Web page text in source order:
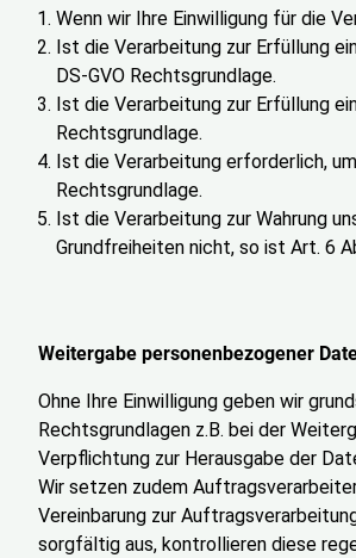
Wenn wir Ihre Einwilligung für die
Ist die Verarbeitung zur Erfüllung
DS-GVO Rechtsgrundlage.
Ist die Verarbeitung zur Erfüllung
Rechtsgrundlage.
Ist die Verarbeitung erforderlich,
Rechtsgrundlage.
Ist die Verarbeitung zur Wahrung
Grundfreiheiten nicht, so ist Art. 6
Weitergabe personenbezogener
Ohne Ihre Einwilligung geben wir
Rechtsgrundlagen z.B. bei der
Verpflichtung zur Herausgabe der
Wir setzen zudem
Vereinbarung zur
sorgfältig aus, kontrollieren diese